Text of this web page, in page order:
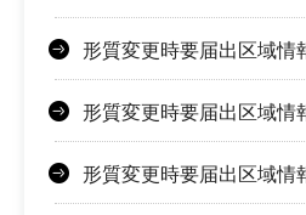
形質変更時要届出区域情
形質変更時要届出区域情
形質変更時要届出区域情